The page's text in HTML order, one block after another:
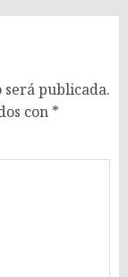
publicada.
con *